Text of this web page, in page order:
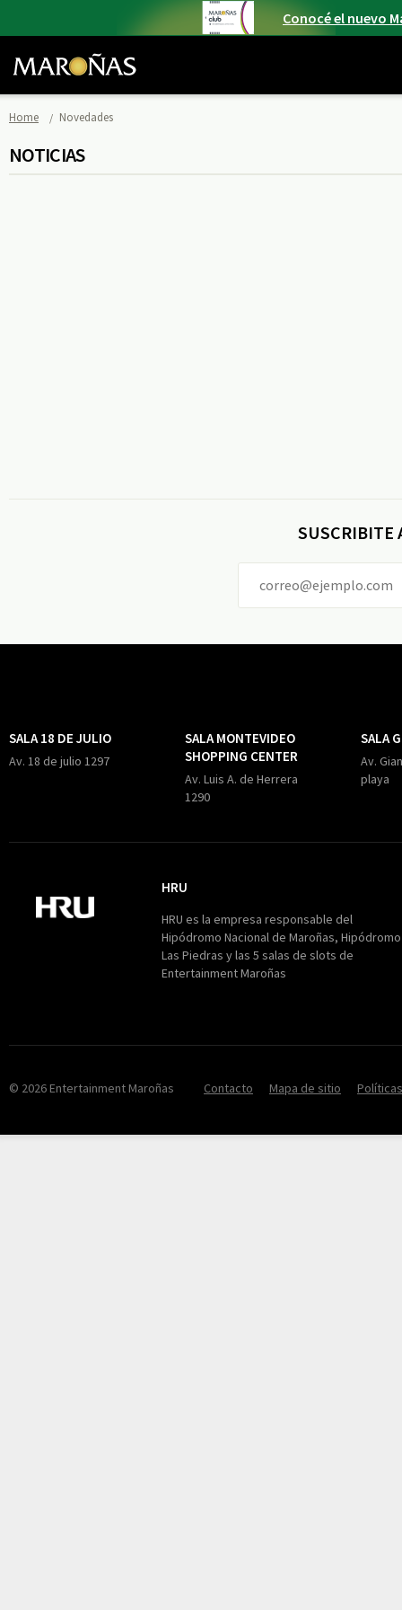
Conocé el nuevo
Home Novedades
NOTICIAS
SUSCRIBITE
SALA 18 DE JULIO
Av. 18 de julio 1297
SALA MONTEVIDEO
SHOPPING CENTER
Av. Luis A. de Herrera
1290
SALA
Av.
playa
HRU
HRU es la empresa responsable del
Hipódromo Nacional de Maroñas, Hipódromo
Las Piedras y las 5 salas de slots de
Entertainment Maroñas
© 2026 Entertainment Maroñas Contacto Mapa de sitio